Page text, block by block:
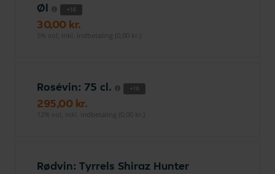
Øl +16
30,00 kr.
5% vol, inkl. indbetaling (0,00 kr.)
Rosévin: 75 cl. +16
295,00 kr.
12% vol, inkl. indbetaling (0,00 kr.)
Rødvin: Tyrrels Shiraz Hunter